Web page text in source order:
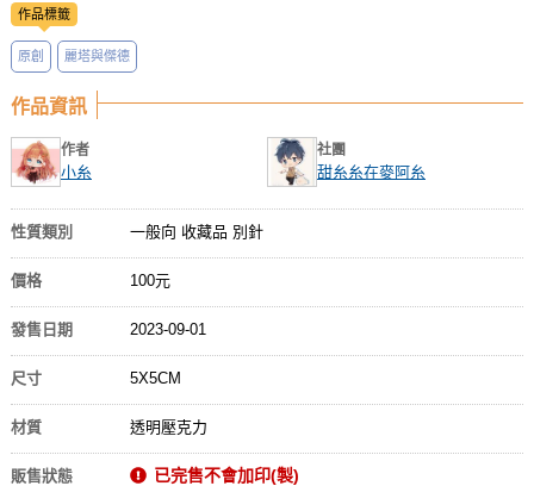
作品標籤
原創 麗塔與傑德
作品資訊
作者
小糸
社團
甜糸糸在麥阿糸
性質類別 一般向 收藏品 別針
價格 100元
發售日期 2023-09-01
尺寸 5X5CM
材質 透明壓克力
販售狀態 已完售不會加印(製)